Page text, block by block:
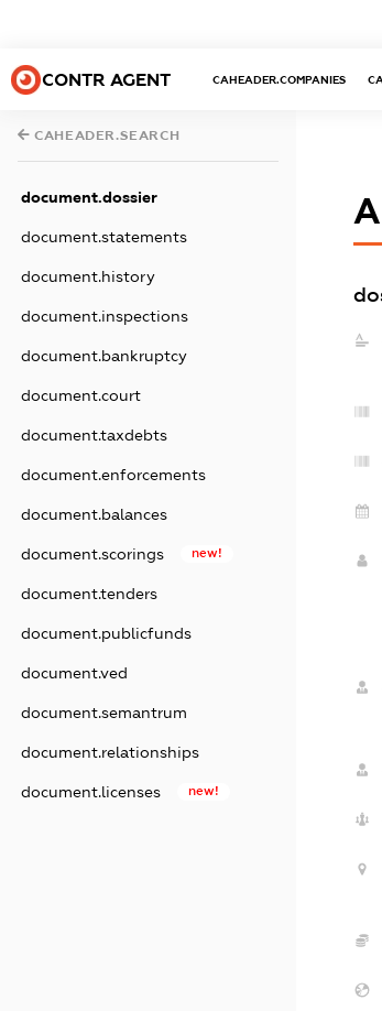
CONTR AGENT CAHEADER.COMPANIES
CAHEADER.SEARCH
document.dossier
document.statements
document.history
document.inspections
document.bankruptcy
document.court
document.taxdebts
document.enforcements
document.balances
document.scorings new!
document.tenders
document.publicfunds
document.ved
document.semantrum
document.relationships
document.licenses new!